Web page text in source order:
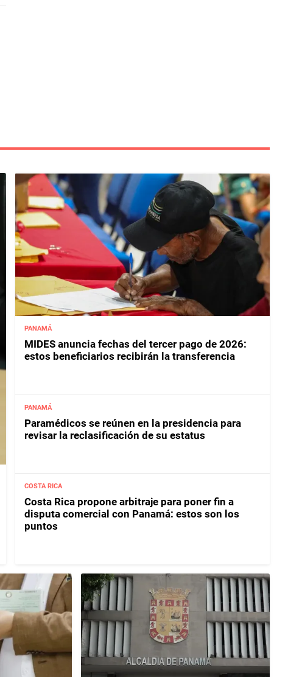
PANAMÁ
MIDES anuncia fechas del tercer pago de 2026:
estos beneficiarios recibirán la transferencia
PANAMÁ
Paramédicos se reúnen en la presidencia para
revisar la reclasificación de su estatus
COSTA RICA
Costa Rica propone arbitraje para poner fin a
disputa comercial con Panamá: estos son los
puntos